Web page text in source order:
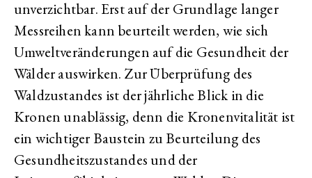
unverzichtbar. Erst auf der Grundlage langer
Messreihen kann beurteilt werden, wie sich
Umweltveränderungen auf die Gesundheit der
Wälder auswirken. Zur Überprüfung des
Waldzustandes ist der jährliche Blick in die
Kronen unablässig, denn die Kronenvitalität ist
ein wichtiger Baustein zu Beurteilung des
Gesundheitszustandes und der